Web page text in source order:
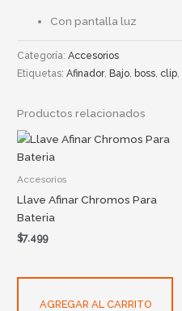
Con pantalla luz
Categoría:Accesorios
Etiquetas:Afinador,Bajo ,boss clip
Productos relacionados
Accesorios
Llave Afinar Chromos Para
Bateria
$7.499
AGREGAR AL CARRITO